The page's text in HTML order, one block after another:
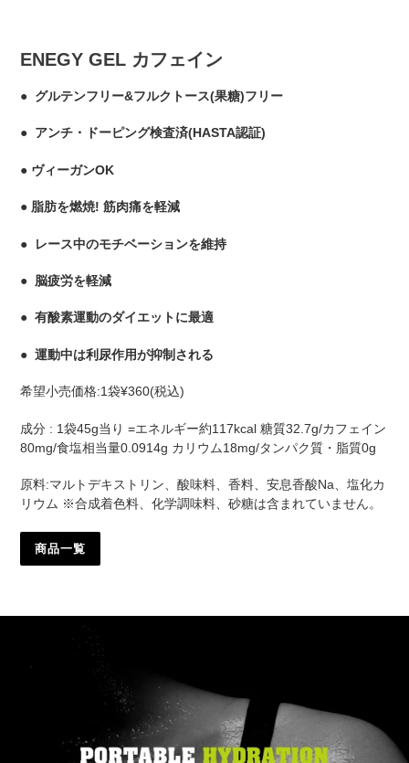
ENEGY GEL カフェイン
● グルテンフリー&フルクトース(果糖)フリー
● アンチ・ドーピング検査済(HASTA認証)
● ヴィーガンOK
● 脂肪を燃焼! 筋肉痛を軽減
● レース中のモチベーションを維持
● 脳疲労を軽減
● 有酸素運動のダイエットに最適
● 運動中は利尿作用が抑制される
希望小売価格:1袋¥360(税込)
成分 : 1袋45g当り =エネルギー約117kcal 糖質32.7g/カフェイン
80mg/食塩相当量0.0914g カリウム18mg/タンパク質・脂質0g
原料:マルトデキストリン、酸味料、香料、安息香酸Na、塩化カ
リウム ※合成着色料、化学調味料、砂糖は含まれていません。
商品一覧